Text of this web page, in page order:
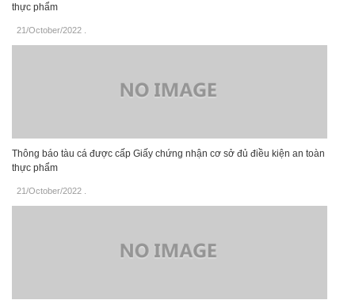
thực phẩm
21/October/2022
Thông báo tàu cá được cấp Giấy chứng nhận cơ sở đủ điều kiện an toàn
thực phẩm
21/October/2022